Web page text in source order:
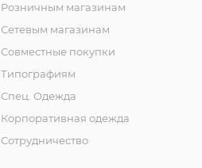
Розничным магазинам
Сетевым магазинам
Совместные покупки
Типографиям
Спец. Одежда
Корпоративная одежда
Сотрудничество